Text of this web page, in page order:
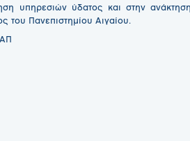
υπηρεσιών ύδατος και στην
του Πανεπιστημίου Αιγαίου.